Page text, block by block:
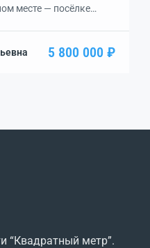
месте — посёлке
сад, школа,
5 800 000 ₽
“Квадратный метр”.